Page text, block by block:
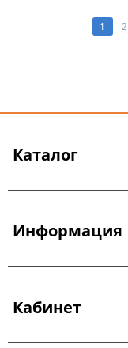
1 2
Каталог
Информация
Кабинет